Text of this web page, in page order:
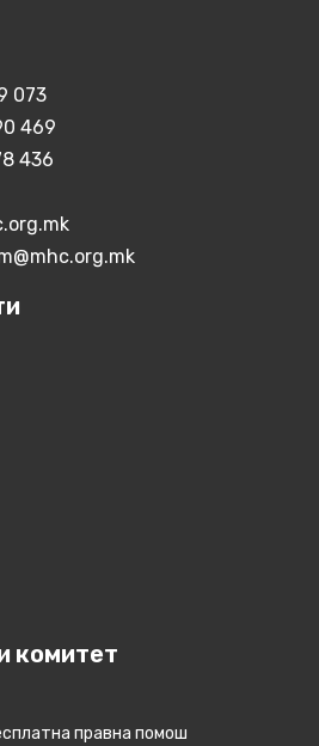
073
469
436
комитет
правна помош